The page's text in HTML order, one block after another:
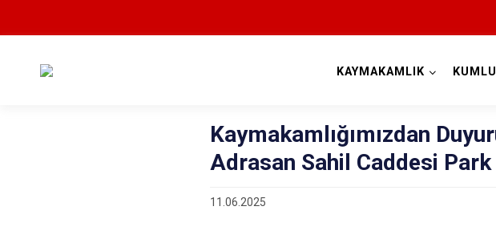
KAYMAKAMLIK
Kaymakamlığımızdan
Adrasan Sahil Caddesi Park
11.06.2025